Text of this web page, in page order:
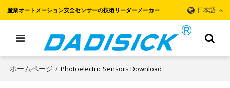
産業オートメーション安全センサーの技術リーダーメーカー 日本語
ホームページ / Photoelectric Sensors Download